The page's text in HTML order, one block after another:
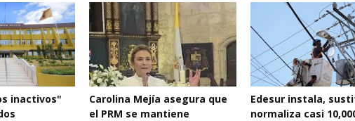
inactivos"
Carolina Mejía asegura que
el PRM se mantiene
Edesur instala,
normaliza casi